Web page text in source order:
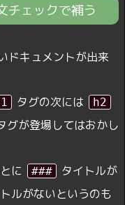
チェックで補う
ドキュメントが出来
タグの次には h2
グが登場してはおかし
に ###
タイトルが
ルがないというのも